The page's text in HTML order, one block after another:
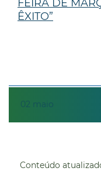
02 maio
FEIRA DE
ÊXITO”
Conteúdo